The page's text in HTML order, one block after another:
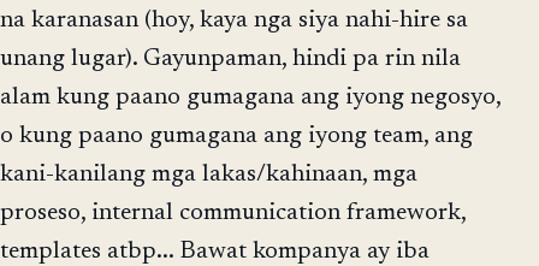
na karanasan (hoy, kaya nga siya nahi-hire sa
unang lugar). Gayunpaman, hindi pa rin nila
alam kung paano gumagana ang iyong negosyo,
o kung paano gumagana ang iyong team, ang
kani-kanilang mga lakas/kahinaan, mga
proseso, internal communication framework,
templates atbp... Bawat kompanya ay iba